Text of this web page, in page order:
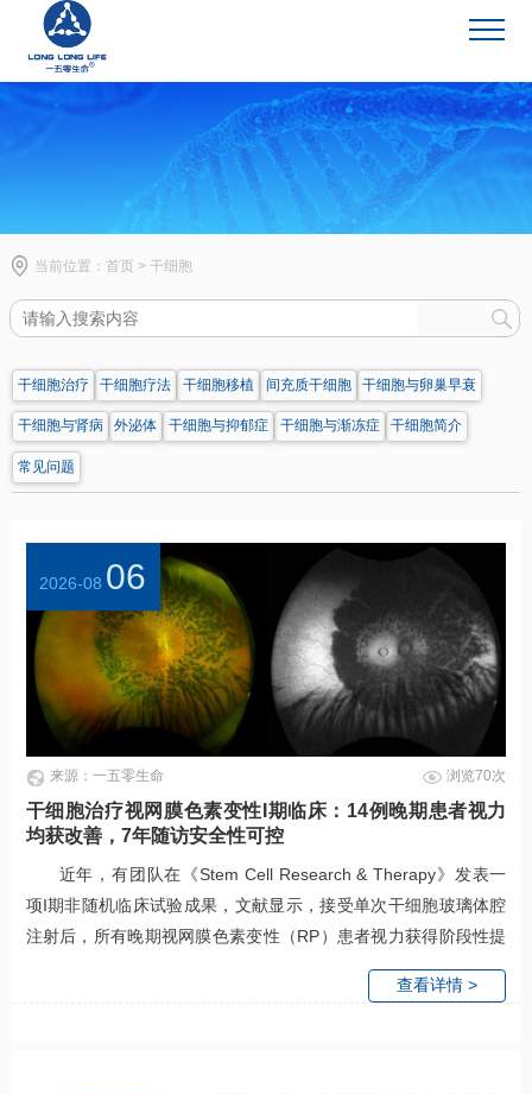
干细胞
当前位置：首页 >干细胞
干细胞治疗 干细胞疗法 干细胞移植 间充质干细胞 干细胞与卵巢早衰
干细胞与肾病 外泌体 干细胞与抑郁症 干细胞与渐冻症 干细胞简介
常见问题
2026-08 06
来源：一五零生命 浏览70次
干细胞治疗视网膜色素变性I期临床：14例晚期患者视力
均获改善，7年随访安全性可控
近年，有团队在《Stem Cell Research & Therapy》发表一
项I期非随机临床试验成果，文献显示，接受单次干细胞玻璃体腔
注射后，所有晚期视网膜色素变性（RP）患者视力获得阶段性提
升，其中低剂量组视力改善最优，长达7年随访证实整体安全。
查看详情 >